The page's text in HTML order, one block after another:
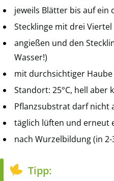
jeweils Blätter bis auf ein
Stecklinge mit drei
angießen und den
Wasser!)
mit durchsichtiger Haube
Standort: 25°C, hell aber
Pflanzsubstrat darf nicht
täglich lüften und erneut
nach Wurzelbildung (in
Tipp: